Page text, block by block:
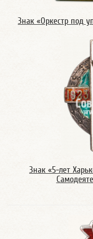
Знак «Оркестр под
Знак «5-лет